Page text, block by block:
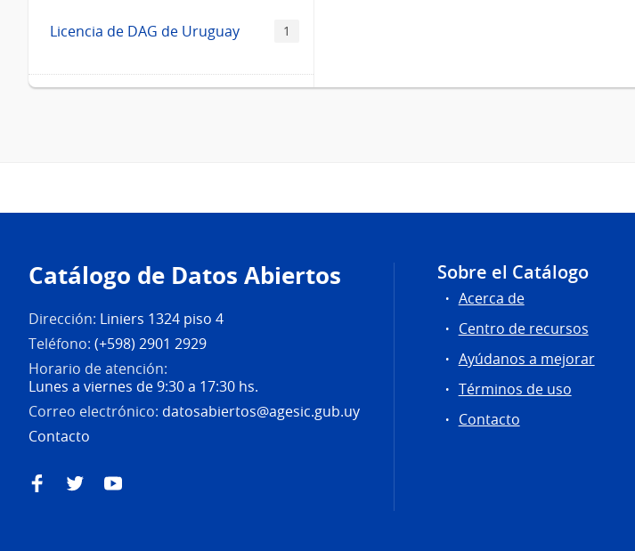
Licencia de DAG de Uruguay 1
página
Catálogo de Datos Abiertos
Dirección: Liniers 1324 piso 4
Teléfono: (+598) 2901 2929
Horario de atención:
Lunes a viernes de 9:30 a 17:30 hs.
Correo electrónico: datosabiertos@agesic.gub.uy
Contacto
FacebookTwitterYouTube
Sobre el Catálogo
Acerca de
Centro de recursos
Ayúdanos a mejorar
Términos de uso
Contacto